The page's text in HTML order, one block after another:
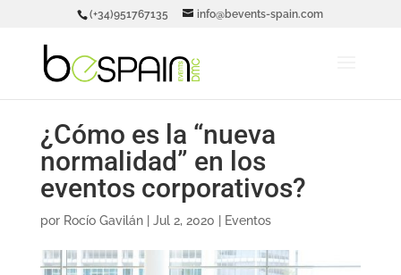
(+34)951767135 info@bevents-spain.com
¿Cómo es la “nueva
normalidad” en los
eventos corporativos?
por Rocío Gavilán| Jul 2, 2020 Eventos